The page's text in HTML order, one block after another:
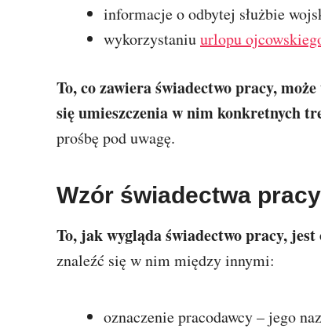
informacje o odbytej służbie
wykorzystaniuurlopu
To, co zawiera świadectwo pracy,
się umieszczenia w nim konkretnych
prośbę pod uwagę.
Wzór świadectwa pracy
To, jak wygląda świadectwo pracy,
znaleźć się w nim między innymi:
oznaczenie pracodawcy – jego